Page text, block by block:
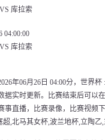
库拉索
04:00:00
库拉索
年06月26日 04:00分，世
据实时更新。比赛结束后可以
事直播，比赛录像，比赛视频
,北马其女杯,波兰地杯,立陶乙